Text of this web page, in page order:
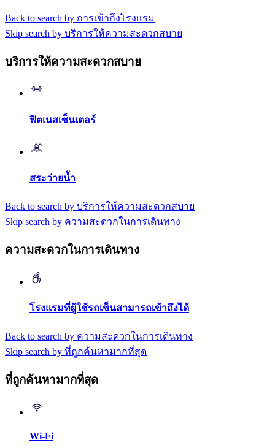
Back to search by การเข้าถึงโรงแรม
Skip search by บริการให้ความสะดวกสบาย
บริการให้ความสะดวกสบาย
ฟิตเนสเซ็นเตอร์
สระว่ายน้ำ
Back to search by บริการให้ความสะดวกสบาย
Skip search by ความสะดวกในการเดินทาง
ความสะดวกในการเดินทาง
โรงแรมที่ผู้ใช้รถเข็นสามารถเข้าถึงได้
Back to search by ความสะดวกในการเดินทาง
Skip search by ที่ถูกค้นหามากที่สุด
ที่ถูกค้นหามากที่สุด
Wi-Fi